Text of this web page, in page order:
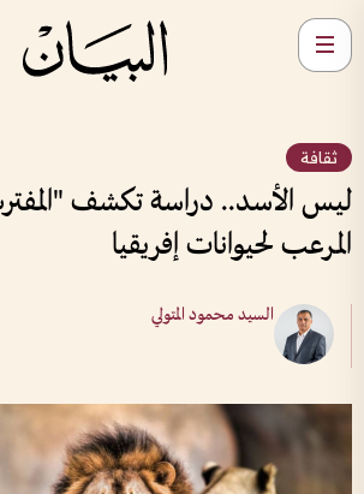
ثقافة
ليس الأسد.. دراسة تكشف
المرعب لحيوانات إفريقيا
السيد محمود المتولي